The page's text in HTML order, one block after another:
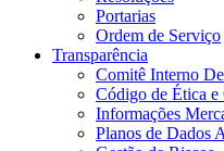
Portarias
Ordem de Serviço
Transparência
Comitê Interno
Código de Ética
Informações
Planos de Dados